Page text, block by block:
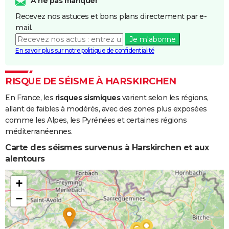
Inondations
et/ou
Boue
28/10/1998 31/10/1998 4 j
Inondations
et/ou
Coulées de
Boue
25/02/1997 27/02/1997 3 j Oui
Inondations
Coulées de
Boue
Inondations
et/ou
22/05/1983 29/05/1983 8 j Oui
Recevez nos astuces et bons plans directement par e-
mail.
Je m'abonne
En savoir plus sur notre politique de confidentialité
RISQUE DE SÉISME À HARSKIRCHEN
En France, les risques sismiquesvarient selon les régions,
allant de faibles à modérés, avec des zones plus exposées
comme les Alpes, les Pyrénées et certaines régions
méditerranéennes.
Carte des séismes survenus à Harskirchen et aux
alentours
+
−